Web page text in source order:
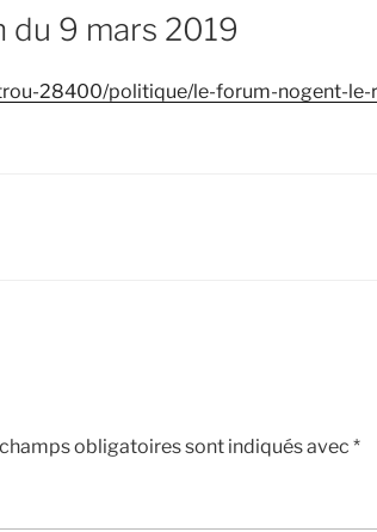
du 9 mars 2019
28400/politique/le-forum-nogent-
obligatoires sont indiqués avec *